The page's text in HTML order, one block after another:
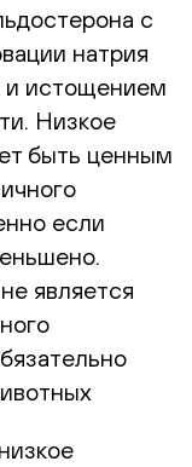
с
натрия
и истощением
Низкое
быть ценным
если
является